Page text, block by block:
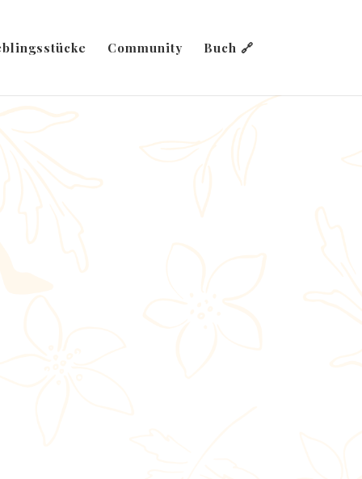
Community Buch 🔗